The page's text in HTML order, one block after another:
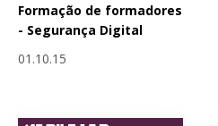
Formação de formadores
- Segurança Digital
01.10.15